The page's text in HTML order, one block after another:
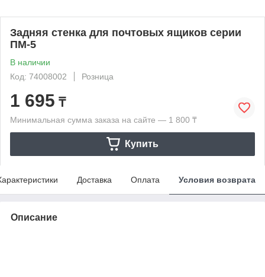
Задняя стенка для почтовых ящиков серии
ПМ-5
В наличии
Код: 74008002
Розница
1 695 ₸
Минимальная сумма заказа на сайте — 1 800 ₸
Купить
Доставка Оплата Условия возврата
Описание